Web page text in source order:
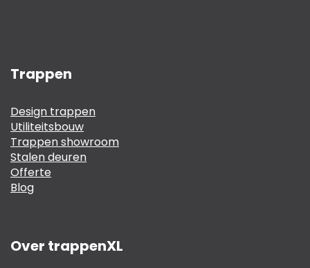
Trappen
Design trappen
Utiliteitsbouw
Trappen showroom
Stalen deuren
Offerte
Blog
Over trappenXL